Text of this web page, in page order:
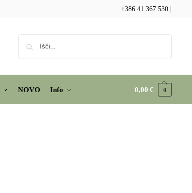
+386 41 367 530
NOVO Info 0,00€ 0